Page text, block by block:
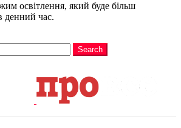
освітлення, який буде більш
денний час.
Search